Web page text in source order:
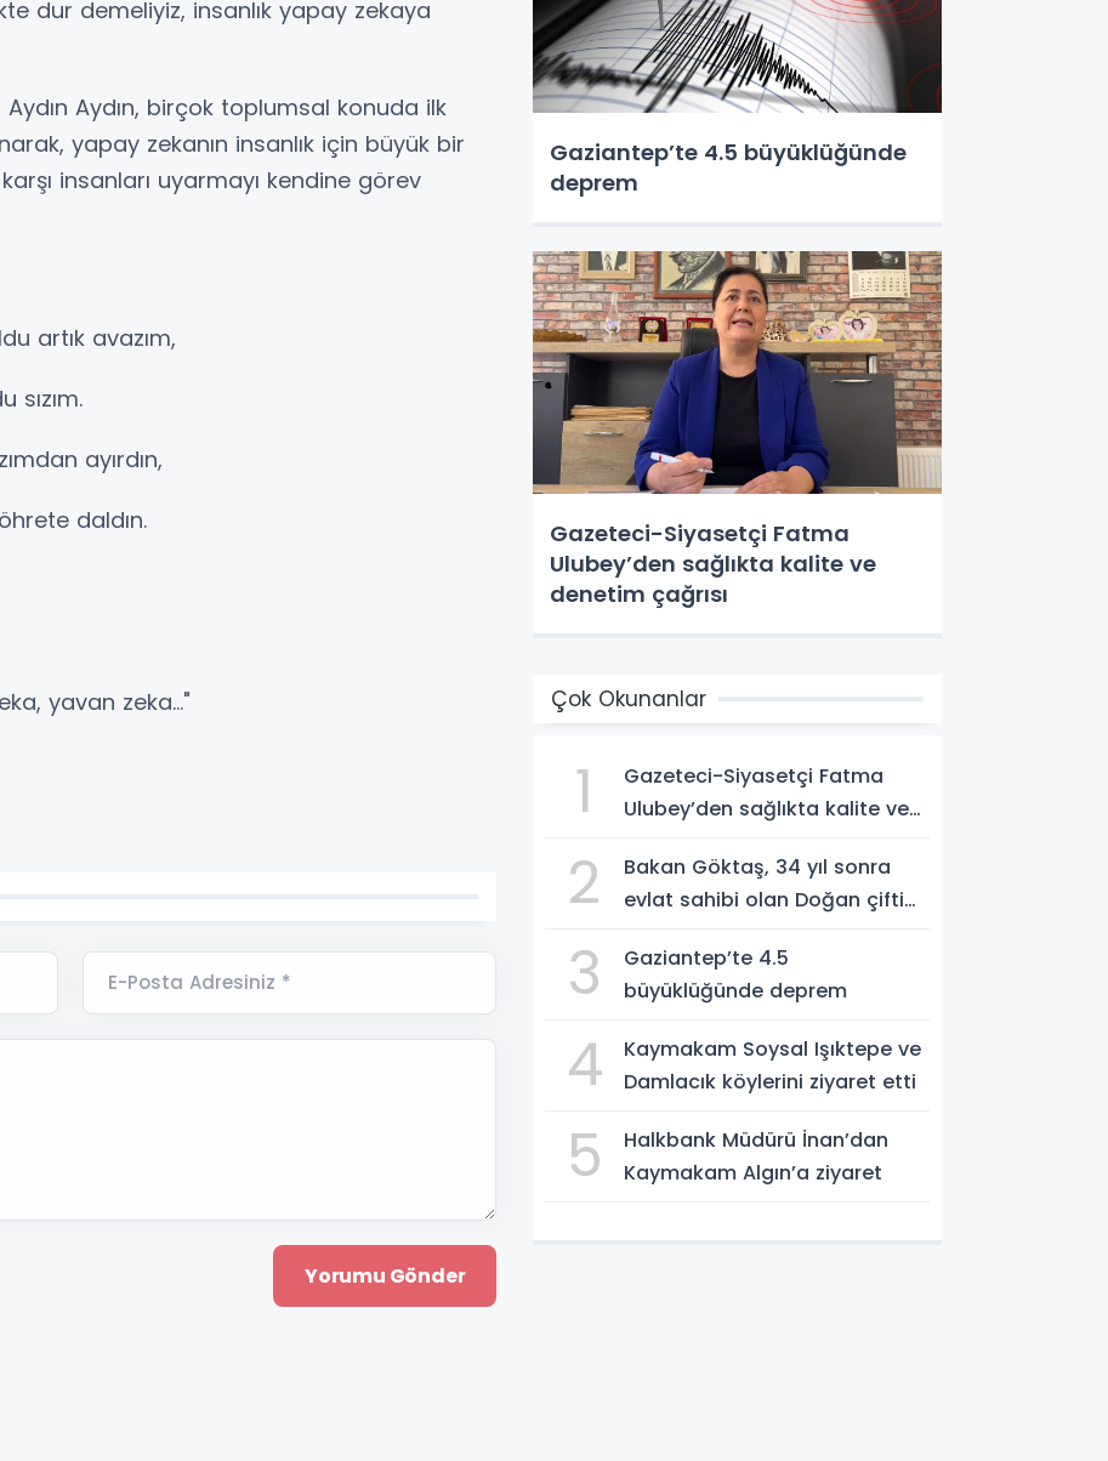
dur demeliyiz, insanlık yapay zekaya
Aydın, birçok toplumsal konuda ilk
yapay zekanın insanlık için büyük bir
insanları uyarmayı kendine görev
artık avazım,
sızım.
ayırdın,
daldın.
yavan zeka..."
E-Posta Adresiniz *
Gaziantep’te 4.5 büyüklüğünde
deprem
Gazeteci-Siyasetçi Fatma
Ulubey’den sağlıkta kalite ve
denetim çağrısı
Çok Okunanlar
1
Gazeteci-Siyasetçi Fatma
Ulubey’den sağlıkta kalite ve
2
Bakan Göktaş, 34 yıl sonra
evlat sahibi olan Doğan çifti
3
Gaziantep’te 4.5
büyüklüğünde deprem
4
Kaymakam Soysal Işıktepe ve
Damlacık köylerini ziyaret etti
5
Halkbank Müdürü İnan’dan
Kaymakam Algın’a ziyaret